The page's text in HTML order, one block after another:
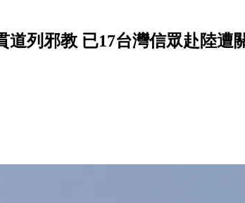
道列邪教 已17台灣信眾赴陸遭